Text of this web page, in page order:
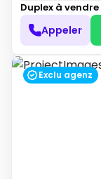
Duplex à vendre
Appeler
Exclu agenz